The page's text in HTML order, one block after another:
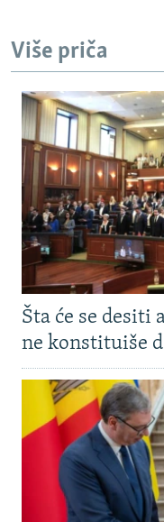
Više priča
Šta će se desiti
ne konstituiše